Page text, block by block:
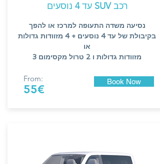
עד4 SUV רכב
נסיעה משדה התעופה למרכז או להפך
בקיבולת של עד 4 נוסעים + 4 מזוודות גדולות
או
3 מזוודות גדולות ו 2 טרול מקסימום
From:
55€
Book Now